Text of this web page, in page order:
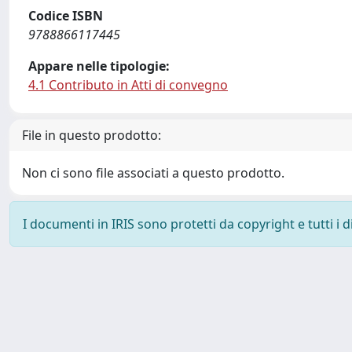
Codice ISBN
9788866117445
Appare nelle tipologie:
4.1 Contributo in Atti di convegno
File in questo prodotto:
Non ci sono file associati a questo prodotto.
I documenti in IRIS sono protetti da copyright e tutti i